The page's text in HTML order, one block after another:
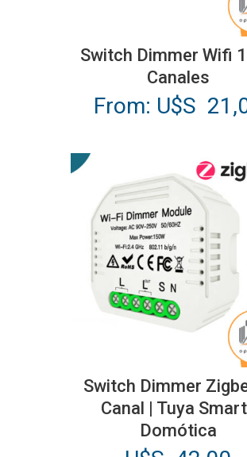
producto
tiene
variantes.
se
pueden
elegir
la
página
de
producto
Switch Dimmer Wifi
Canales
From: U$S
Switch Dimmer
Canal | Tuya
Domótica